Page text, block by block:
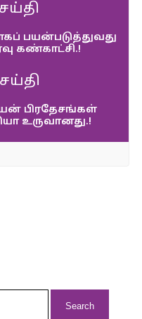
பயன்படுத்துவது
கண்காட்சி.!
பிரதேசங்கள்
உருவானது.!